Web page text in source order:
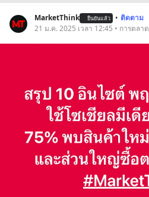
MarketThink ยืนยันแล้ว • ติดตาม
21 ม.ค. 2025 เวลา 12:45 • การตลาด